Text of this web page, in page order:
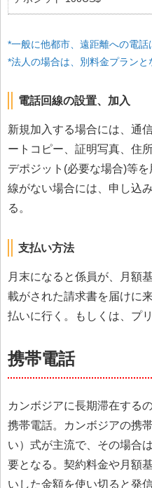
*一般に他都市、遠距離への電話
*法人の場合は、別料金プランと
電話回線の設置、加入
新規加入する場合には、通
ートコピー、証明写真、住
デポジット(必要な場合)等
線がない場合には、申し込
る。
支払い方法
月末になると係員が、月額
載がされた請求書を届けに
払いに行く。もしくは、プ
携帯電話
カンボジアに長期滞在する
携帯電話。カンボジアの携
い）式が主流で、その場合
要となる。契約料金や月額
いした金額を使い切ると発